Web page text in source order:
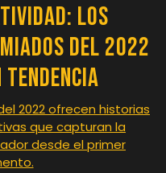
Los
del 2022
2022 ofrecen historias
que capturan la
desde el primer